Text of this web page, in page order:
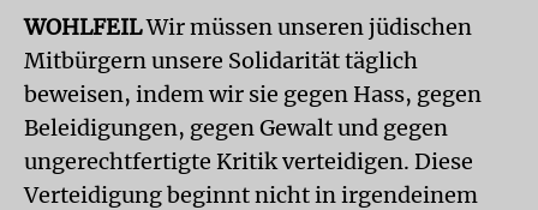
WOHLFEILWir müssen unseren jüdischen
Mitbürgern unsere Solidarität täglich
beweisen, indem wir sie gegen Hass, gegen
Beleidigungen, gegen Gewalt und gegen
ungerechtfertigte Kritik verteidigen. Diese
Verteidigung beginnt nicht in irgendeinem